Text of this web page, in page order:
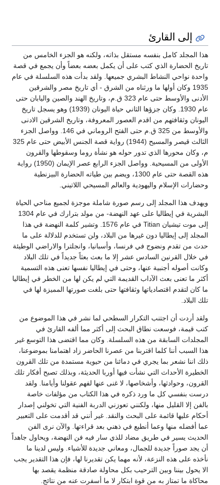
إلى القارئ
هذا المجلد كامل بنفسه مستقل بذاته، ولكنه هو الجزء الخامس من
تاريخ الحضارة الذي كتب على أن يكمل بعضه بعضاً وأن يجمع في قصة
واحدة نواحي النشاط البشري جميعها. ولقد بدأت هذه السلسلة في عام
1935 وكان أولها ما ورثناه من الشرق - أي تاريخ مصر والشرقين
الأدنى والأوسط حتى عام 323 ق.م، وتاريخ الهند والصين واليابان حتى
عام 1930. وكان جزؤها الثاني حياة اليونان (1939) وهو يسجل تاريخ
اليونان وثقافتهم من اقدم العصور المعروفة، وتاريخ الشرقين الادنى
والأوسط من 325 ق.م حتى الفتح الروماني في 146. وواصل الجزء
الثالث قيصر والمسيح (1944) رواية قصة الجنس الأبيض حتى عام 325
م، وكان محورها الذي تدور حوله هو نشأة روما وسقوطها والقرون
الأولى من المسيحية. وواصل الجزء الرابع عصر الإيمان (1950) رواية
هذه القصة حتى عام 1300، ويضم بين طياته الحضارة البيزنطية
وحضارات الإسلام واليهودية والعالم المسيحي اللاتيني.
ويهدف هذا المجلد إلى رسم صورة شاملة موجزة لجميع مناحي الحياة
البشرية في إيطاليا على عهد النهضة- من مولد بترارك في عام 1304
إلى موت تيشيان Titian في عام 1576. وتشير كلمة النهضة في هذا
المجلد إلى إيطاليا دون غيرها من البلاد، ولن تستخدم للدلالة على ما
حدث من تقدم ونضوج في فرنسا، وأسبانيا، وانجلترا والاراضي الوطيئة
في خلال القرنين السادس عشر إلا ما بعث بعثاً جديداً في تلك البلاد
وكانت أصوله أجنبية عنها، وحتى في إيطاليا نفسها تعنى هذه التسمية
أكثر ما تعنى بعث الآداب القديمة التي لم يكن لها من الخطر في إيطاليا
ما كان لتقدم اقتصادياتها وثقافتها حتى بلغت صورتها المميزة لها في
تلك البلاد.
ولقد أردت أن اجتنب التكرار السطحي لما نشر في هذا الموضوع من
كتب قيمة، فوسعت نطاق البحث إلى أكثر مما ألفه القارئ في
المجلدات السابقة من هذه السلسلة. وكان مما اقتضى هذا التوسع غير
هذا السبب أننا كلما اقتربنا من عصرنا الحاضر زاد اهتمامنا بموضوعنا،
ذلك اننا نشعر بما يجري في دمائنا من حيوية مستمدة من تلك القرون
الخطيرة الأحداث التي نشأت فيها أوربا الحديثة، وبذلك تصبح أفكار تلك
القرون، وحوادثها، وأشخاصها، لا غنى عنها لفهم عقولنا وأيامنا. ولقد
درست بنفسي كل ما ورد ذكره في هذا الكتاب من مؤلفات خاصة
بالفن إلا القليل منها، ولكنني تعوزني الدربة الفنية التي تخولني إصدار
أحكام عليها قائمة على البحث والنقد. غير أنني قد أقدمت على التعبير
عما أفضله منها وعما أنطبع في ذهني بعد قراءتها. والآن نرى الفن
الحديث يسير في طريق مضاد للذي سار فيه فن النهضة، ويحاول جاهداً
أن يجد صوراً جديدة للجمال، ومعاني جديدة للأشياء. وليس لدينا ما
نأخذه على هذه النزعة، لأنه مهما يكن تقديرنا لها، فإن هذا التقدير يجب
الا يحول بيننا وبين الترحيب بكل محاولة صادقة منظمة يقصد بها
محاكاة ما تمتاز به من قوة ابتكار لا ما أسفرت عنه من نتائج.